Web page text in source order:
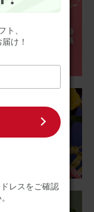
くサイズも仏壇
、
け！
レスをご確認